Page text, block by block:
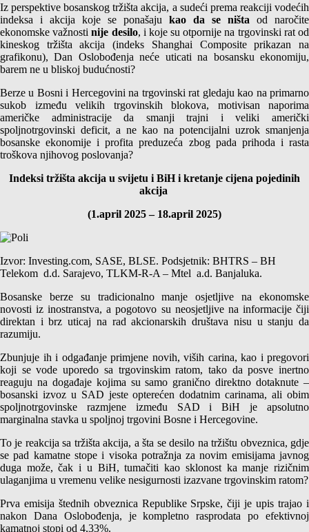
Iz perspektive bosanskog tržišta akcija, a sudeći prema reakciji vodećih
indeksa i akcija koje se ponašaju kao da se ništa od naročite
ekonomske važnostinije desilo, i koje su otpornije na trgovinski rat od
kineskog tržišta akcija (indeks Shanghai Composite prikazan na
grafikonu), Dan Oslobođenja neće uticati na bosansku ekonomiju,
barem ne u bliskoj budućnosti?
Berze u Bosni i Hercegovini na trgovinski rat gledaju kao na primarno
sukob između velikih trgovinskih blokova, motivisan naporima
američke administracije da smanji trajni i veliki američki
spoljnotrgovinski deficit, a ne kao na potencijalni uzrok smanjenja
bosanske ekonomije i profita preduzeća zbog pada prihoda i rasta
troškova njihovog poslovanja?
Indeksi tržišta akcija u svijetu i BiH i kretanje cijena pojedinih
akcija
(1.april 2025 – 18.april 2025)
Izvor: Investing.com, SASE, BLSE. Podsjetnik: BHTRS – BH
Telekom d.d. Sarajevo, TLKM-R-A – Mtel a.d. Banjaluka.
Bosanske berze su tradicionalno manje osjetljive na ekonomske
novosti iz inostranstva, a pogotovo su neosjetljive na informacije čiji
direktan i brz uticaj na rad akcionarskih društava nisu u stanju da
razumiju.
Zbunjuje ih i odgađanje primjene novih, viših carina, kao i pregovori
koji se vode uporedo sa trgovinskim ratom, tako da posve inertno
reaguju na događaje kojima su samo granično direktno dotaknute –
bosanski izvoz u SAD jeste opterećen dodatnim carinama, ali obim
spoljnotrgovinske razmjene između SAD i BiH je apsolutno
marginalna stavka u spoljnoj trgovini Bosne i Hercegovine.
To je reakcija sa tržišta akcija, a šta se desilo na tržištu obveznica, gdje
se pad kamatne stope i visoka potražnja za novim emisijama javnog
duga može, čak i u BiH, tumačiti kao sklonost ka manje rizičnim
ulaganjima u vremenu velike nesigurnosti izazvane trgovinskim ratom?
Prva emisija štednih obveznica Republike Srpske, čiji je upis trajao i
nakon Dana Oslobođenja, je kompletno rasprodata po efektivnoj
kamatnoj stopi od 4,33%.